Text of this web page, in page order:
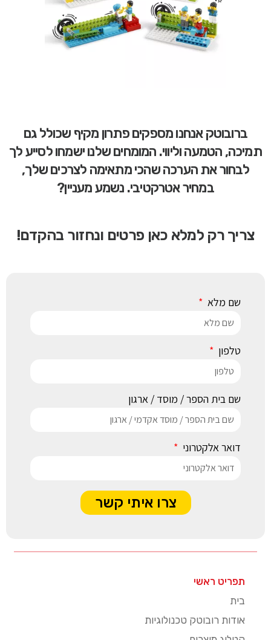
ברובוטק אנחנו מספקים פתרון מקיף שכולל גם
תמיכה, הטמעה וליווי. המומחים שלנו ישמחו לסייע לך
לבחור את הערכה שהכי מתאימה לצרכים שלך,
במחיר אטרקטיבי. נשמע מעניין?
צריך רק למלא כאן פרטים ונחזור בהקדם!
שם מלא
טלפון
שם בית הספר / מוסד / ארגון
דואר אלקטרוני
צרו איתי קשר
תפריט ראשי
בית
אודות רובוטק טכנולוגיות